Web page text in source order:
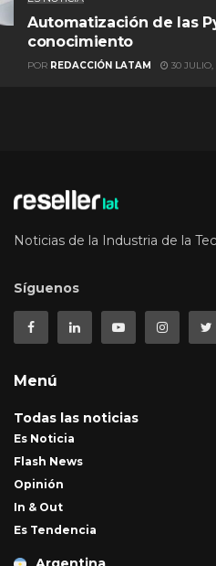
Automatización de las
conocimiento
POR REDACCIÓN LATAM 30
Noticias de la Industria de la
Síguenos
Menú
Todas las noticias
Es Noticia
Flash News
Opinión
In & Out
Es Tendencia